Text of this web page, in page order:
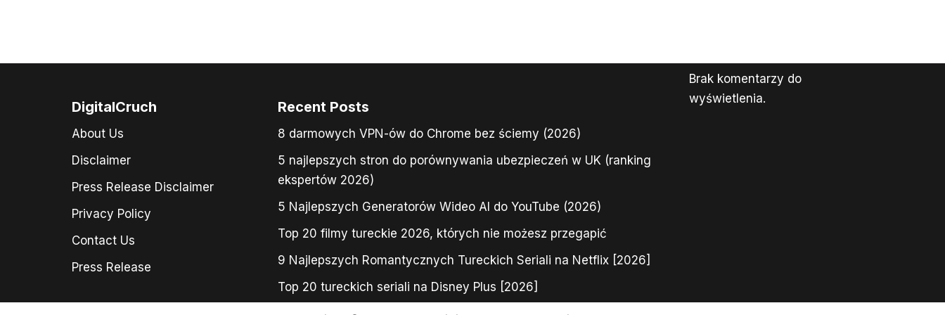
DigitalCruch
About Us
Disclaimer
Press Release Disclaimer
Privacy Policy
Contact Us
Press Release
Recent Posts
8 darmowych VPN-ów do Chrome bez ściemy (2026)
5 najlepszych stron do porównywania ubezpieczeń w UK (ranking
ekspertów 2026)
5 Najlepszych Generatorów Wideo AI do YouTube (2026)
Top 20 filmy tureckie 2026, których nie możesz przegapić
9 Najlepszych Romantycznych Tureckich Seriali na Netflix [2026]
Top 20 tureckich seriali na Disney Plus [2026]
Brak komentarzy do
wyświetlenia.